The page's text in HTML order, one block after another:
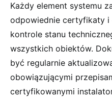
Każdy element systemu
odpowiednie certyfikaty i
kontrole stanu
wszystkich obiektów.
być regularnie
obowiązującymi
certyfikowanymi